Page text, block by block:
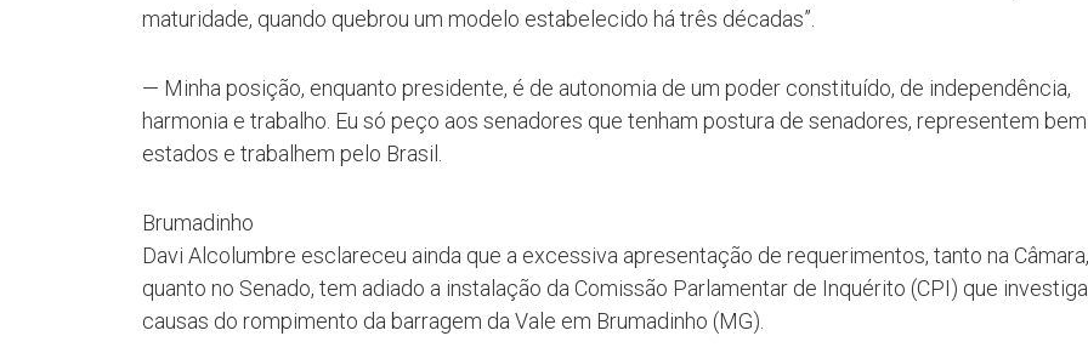
maturidade, quando quebrou um modelo estabelecido há três décadas”.
— Minha posição, enquanto presidente, é de autonomia de um poder constituído, de independência,
harmonia e trabalho. Eu só peço aos senadores que tenham postura de senadores, representem
estados e trabalhem pelo Brasil.
Brumadinho
Davi Alcolumbre esclareceu ainda que a excessiva apresentação de requerimentos, tanto na Câmara,
quanto no Senado, tem adiado a instalação da Comissão Parlamentar de Inquérito (CPI) que
causas do rompimento da barragem da Vale em Brumadinho (MG).